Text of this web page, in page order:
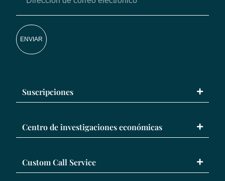
ENVIAR
Suscripciones
Centro de investigaciones económicas
Custom Call Service